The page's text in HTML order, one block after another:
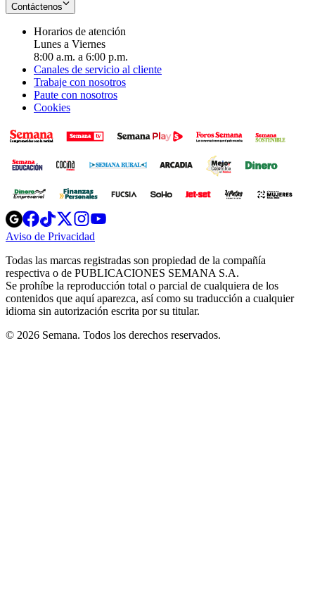
Contáctenos
Horarios de atención
Lunes a Viernes
8:00 a.m. a 6:00 p.m.
Canales de servicio al cliente
Trabaje con nosotros
Paute con nosotros
Cookies
Opens
in
new
Opens
in
new
Opens
in
new
window
Opens
new
windowwindow
Aviso de Privacidad
new
window
Todas las marcas registradas son propiedad de la compañía
respectiva o de PUBLICACIONES SEMANA S.A.
Se prohíbe la reproducción total o parcial de cualquiera de los
contenidos que aquí aparezca, así como su traducción a cualquier
idioma sin autorización escrita por su titular.
© 2026 Semana. Todos los derechos reservados.